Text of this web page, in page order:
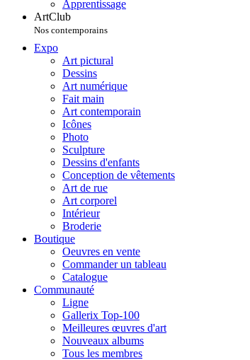
Apprentissage
ArtClub
Nos contemporains
Expo
Art pictural
Dessins
Art numérique
Fait main
Art contemporain
Icônes
Photo
Sculpture
Dessins d'enfants
Conception de vêtements
Art de rue
Art corporel
Intérieur
Broderie
Boutique
Oeuvres en vente
Commander un tableau
Catalogue
Communauté
Ligne
Gallerix Top-100
Meilleures œuvres d'art
Nouveaux albums
Tous les membres